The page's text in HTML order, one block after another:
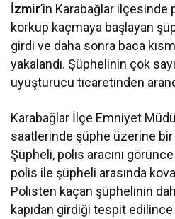
İzmir’in Karabağlar ilçesinde
korkup kaçmaya başlayan
girdi ve daha sonra baca
yakalandı. Şüphelinin çok
uyuşturucu ticaretinden
Karabağlar İlçe Emniyet
saatlerinde şüphe üzerine
Şüpheli, polis aracını
polis ile şüpheli arasında
Polisten kaçan şüphelinin
kapıdan girdiği tespit